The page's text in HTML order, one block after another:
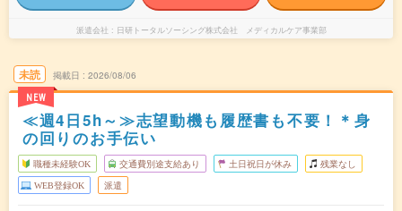
派遣会社 日研トータルソーシング株式会社 メディカルケア事業部
未読
NEW
掲載日 2026/08/06
≪週4日5h～≫志望動機も履歴書も不要！＊身
の回りのお手伝い
職種未経験OK 交通費別途支給あり 土日祝日が休み 残業なし
WEB登録OK 派遣